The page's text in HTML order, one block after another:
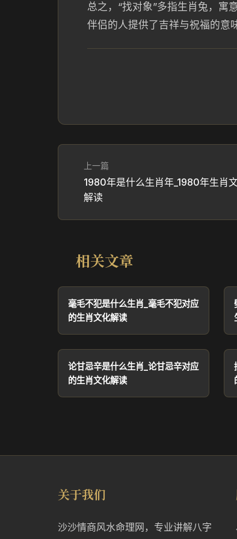
总之，“找对象”多指生肖兔，寓
伴侣的人提供了吉祥与祝福的意
上一篇
1980年是什么生肖年_1980年生肖
解读
相关文章
毫毛不犯是什么生肖_毫毛不犯对应
的生肖文化解读
论甘忌辛是什么生肖_论甘忌辛对应
的生肖文化解读
关于我们
沙沙情商风水命理网，专业讲解八字